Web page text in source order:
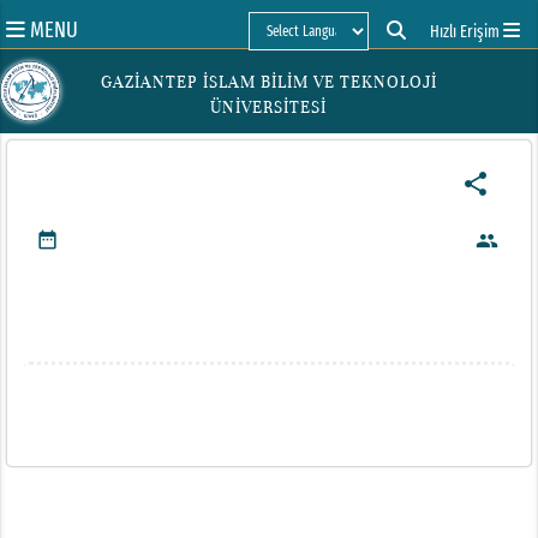
MENU
Powered by
Hızlı Erişim
GAZİANTEP İSLAM BİLİM VE TEKNOLOJİ
ÜNİVERSİTESİ
share
date_range people